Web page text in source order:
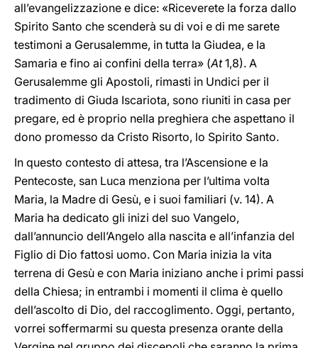
all’evangelizzazione e dice: «Riceverete la forza dallo
Spirito Santo che scenderà su di voi e di me sarete
testimoni a Gerusalemme, in tutta la Giudea, e la
Samaria e fino ai confini della terra» (At1,8). A
Gerusalemme gli Apostoli, rimasti in Undici per il
tradimento di Giuda Iscariota, sono riuniti in casa per
pregare, ed è proprio nella preghiera che aspettano il
dono promesso da Cristo Risorto, lo Spirito Santo.
In questo contesto di attesa, tra l’Ascensione e la
Pentecoste, san Luca menziona per l’ultima volta
Maria, la Madre di Gesù, e i suoi familiari (v. 14). A
Maria ha dedicato gli inizi del suo Vangelo,
dall’annuncio dell’Angelo alla nascita e all’infanzia del
Figlio di Dio fattosi uomo. Con Maria inizia la vita
terrena di Gesù e con Maria iniziano anche i primi passi
della Chiesa; in entrambi i momenti il clima è quello
dell’ascolto di Dio, del raccoglimento. Oggi, pertanto,
vorrei soffermarmi su questa presenza orante della